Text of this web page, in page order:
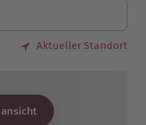
Aktueller Standort